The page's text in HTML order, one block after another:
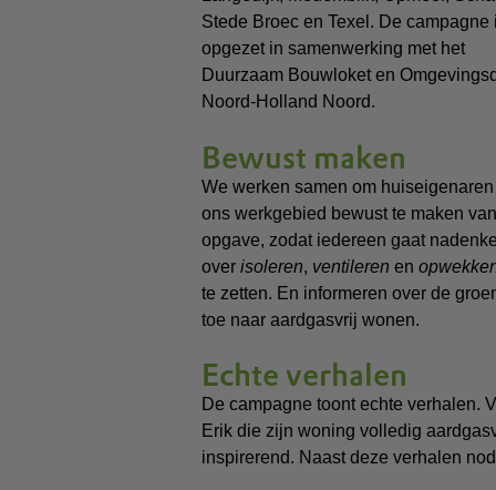
Stede Broec en Texel. De campagne
opgezet in samenwerking met het
Duurzaam Bouwloket en
Noord-Holland Noord.
Bewust maken
We werken samen om huiseigenaren
ons werkgebied bewust te maken
opgave, zodat iedereen gaat
over isoleren, ventileren en
te zetten. En informeren over de
toe naar aardgasvrij wonen.
Echte verhalen
De campagne toont echte verhalen.
Erik die zijn woning volledig
inspirerend. Naast deze verhalen